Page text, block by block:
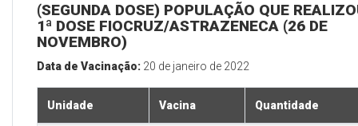
(SEGUNDA DOSE) POPULAÇÃO QUE
1ª DOSE FIOCRUZ/ASTRAZENECA (26 DE
NOVEMBRO)
Data de Vacinação: 20 de janeiro de 2022
Unidade Vacina Quantidade